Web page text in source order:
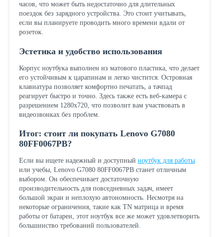
часов, что может быть недостаточно для длительных
поездок без зарядного устройства. Это стоит учитывать,
если вы планируете проводить много времени вдали от
розеток.
Эстетика и удобство использования
Корпус ноутбука выполнен из матового пластика, что делает
его устойчивым к царапинам и легко чистится. Островная
клавиатура позволяет комфортно печатать, а тачпад
реагирует быстро и точно. Здесь также есть веб-камера с
разрешением 1280x720, что позволит вам участвовать в
видеозвонках без проблем.
Итог: стоит ли покупать Lenovo G7080
80FF0067PB?
Если вы ищете надежный и доступный ноутбук для работы
или учебы, Lenovo G7080 80FF0067PB станет отличным
выбором. Он обеспечивает достаточную
производительность для повседневных задач, имеет
большой экран и неплохую автономность. Несмотря на
некоторые ограничения, такие как TN матрица и время
работы от батареи, этот ноутбук все же может удовлетворить
большинство требований пользователей.